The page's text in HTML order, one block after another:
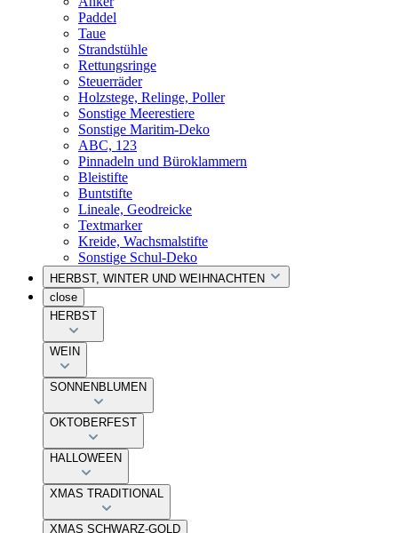
Paddel
Taue
Strandstühle
Rettungsringe
Steuerräder
Holzstege, Relinge, Poller
Sonstige Meerestiere
Sonstige Maritim-Deko
ABC, 123
Pinnadeln und Büroklammern
Bleistifte
Buntstifte
Lineale, Geodreicke
Textmarker
Kreide, Wachsmalstifte
Sonstige Schul-Deko
HERBST, WINTER UND WEIHNACHTEN
close
HERBST
WEIN
SONNENBLUMEN
OKTOBERFEST
HALLOWEEN
XMAS TRADITIONAL
XMAS SCHWARZ-GOLD